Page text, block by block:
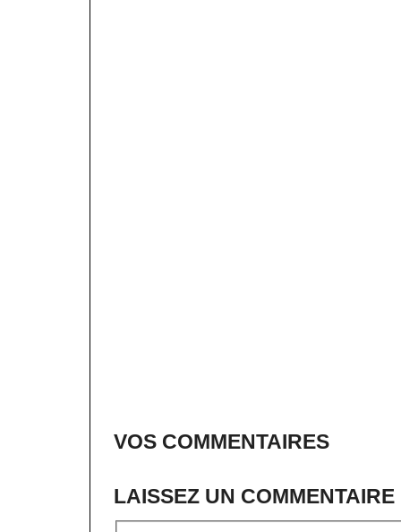
VOS COMMENTAIRES
LAISSEZ UN COMMENTAIRE